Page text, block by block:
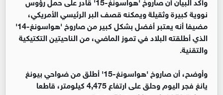
نووية كبيرة وثقيلة ويمكنه قصف البر الرئيسي الأمريكي،
مضيفا أنه يعتبر أفضل بشكل كبير من صاروخ 'هواسونغ-14'
الذي أطلقته البلاد في تموز الماضي، من الناحيتين التكتيكية
والتقنية.
وأوضح، أن صاروخ 'هواسونغ-15' أطلق من ضواحي بيونغ
يانغ فجر اليوم وحلق على ارتفاع 4,475 كيلومتر، قاطعا